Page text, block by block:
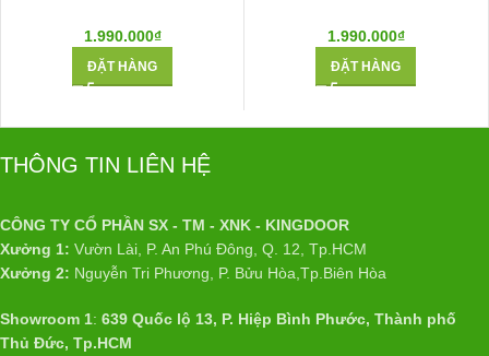
1.990.000₫
ĐẶT HÀNG
1.990.000₫
ĐẶT HÀNG
THÔNG TIN LIÊN HỆ
CÔNG TY CỔ PHẦN SX - TM - XNK - KINGDOOR
Xưởng 1: Vườn Lài, P. An Phú Đông, Q. 12, Tp.HCM
Xưởng 2: Nguyễn Tri Phương, P. Bửu Hòa,Tp.Biên Hòa
Showroom 1: 639 Quốc lộ 13, P. Hiệp Bình Phước, Thành phố
Thủ Đức, Tp.HCM